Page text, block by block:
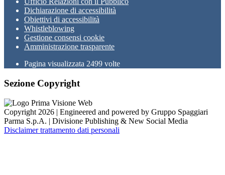
Dichiarazione di accessibilità
Obiettivi di accessibilità
Whistleblowing
Gestione consensi cookie
Amministrazione trasparente
Pagina visualizzata 2499 volte
Sezione Copyright
Copyright 2026 | Engineered and powered by Gruppo Spaggiari
Parma S.p.A. | Divisione Publishing & New Social Media
Disclaimer trattamento dati personali